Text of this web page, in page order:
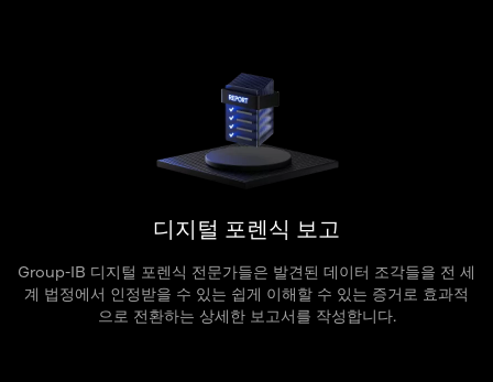
디지털 포렌식 보고
Group-IB 디지털 포렌식 전문가들은 발견된 데이터 조각들을 전 세
계 법정에서 인정받을 수 있는 쉽게 이해할 수 있는 증거로 효과적
으로 전환하는 상세한 보고서를 작성합니다.